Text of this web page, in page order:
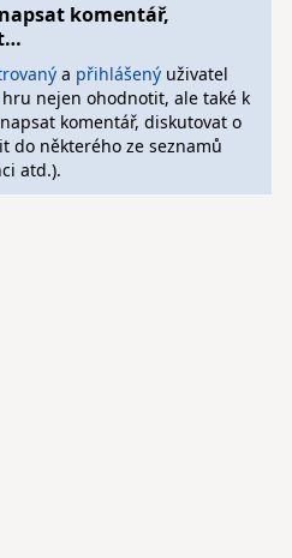
komentář,
a přihlášenýuživatel
nejen ohodnotit, ale také k
komentář, diskutovat o
do některého ze seznamů
atd.).